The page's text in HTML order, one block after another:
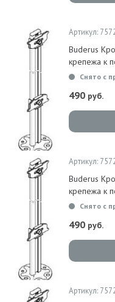
Артикул:
Buderus
крепежа к
Снято с
490 руб.
Артикул:
Buderus
крепежа к
Снято с
490 руб.
Артикул: